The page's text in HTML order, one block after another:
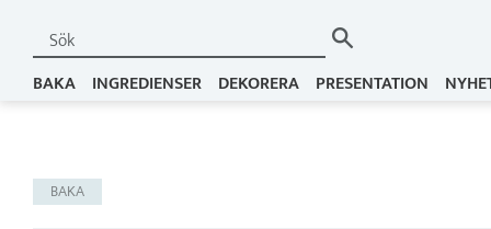
BAKA INGREDIENSER DEKORERA PRESENTATION
BAKA